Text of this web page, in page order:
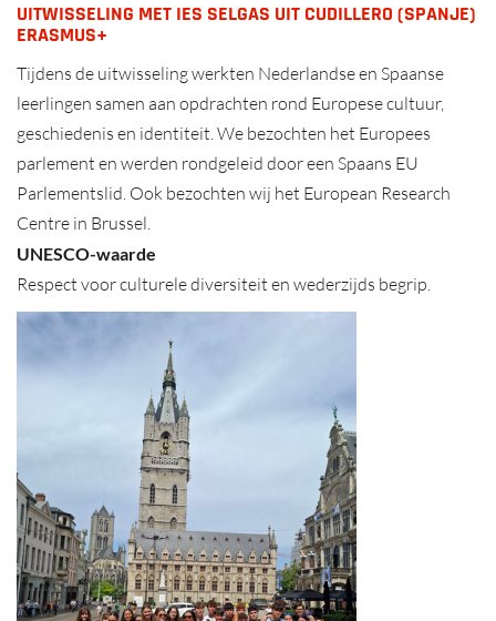
UITWISSELING MET IES SELGAS UIT CUDILLERO (SPANJE)
ERASMUS+
Tijdens de uitwisseling werkten Nederlandse en Spaanse
leerlingen samen aan opdrachten rond Europese cultuur,
geschiedenis en identiteit. We bezochten het Europees
parlement en werden rondgeleid door een Spaans EU
Parlementslid. Ook bezochten wij het European Research
Centre in Brussel.
UNESCO-waarde
Respect voor culturele diversiteit en wederzijds begrip.